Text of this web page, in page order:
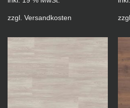
zzgl. Versandkosten zzgl.